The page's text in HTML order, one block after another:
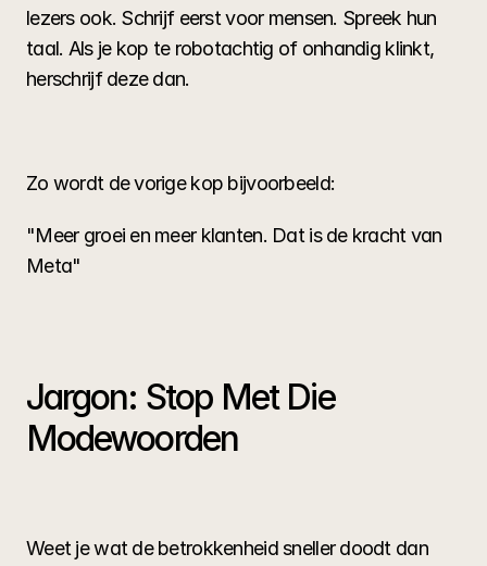
lezers ook. Schrijf eerst voor mensen. Spreek hun
taal. Als je kop te robotachtig of onhandig klinkt,
herschrijf deze dan.
Zo wordt de vorige kop bijvoorbeeld:
"Meer groei en meer klanten. Dat is de kracht van
Meta"
Jargon: Stop Met Die
Modewoorden
Weet je wat de betrokkenheid sneller doodt dan